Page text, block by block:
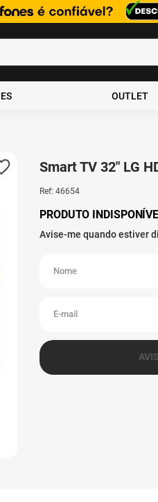
OUTLET
Smart TV 32" LG
Ref: 46654